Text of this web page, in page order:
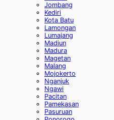
Jombang
Kediri
Kota Batu
Lamongan
Lumajang
Madiun
Madura
Magetan
Malang
Mojokerto
Nganjuk
Ngawi
Pacitan
Pamekasan
Pasuruan